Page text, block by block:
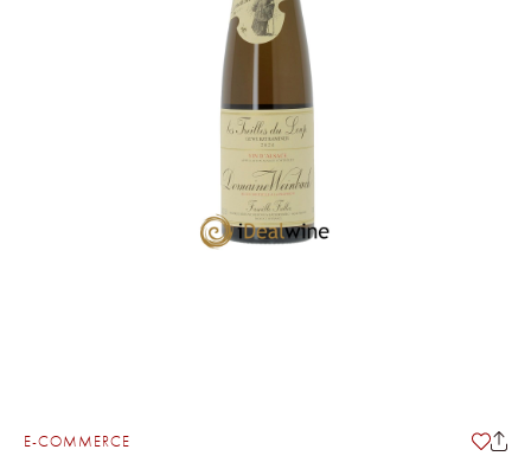
E-COMMERCE